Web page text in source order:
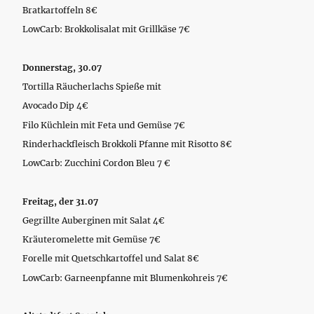
Bratkartoffeln 8€
LowCarb: Brokkolisalat mit Grillkäse 7€
Donnerstag, 30.07
Tortilla Räucherlachs Spieße mit
Avocado Dip 4€
Filo Küchlein mit Feta und Gemüse 7€
Rinderhackfleisch Brokkoli Pfanne mit Risotto 8€
LowCarb: Zucchini Cordon Bleu 7 €
Freitag, der 31.07
Gegrillte Auberginen mit Salat 4€
Kräuteromelette mit Gemüse 7€
Forelle mit Quetschkartoffel und Salat 8€
LowCarb: Garneenpfanne mit Blumenkohreis 7€